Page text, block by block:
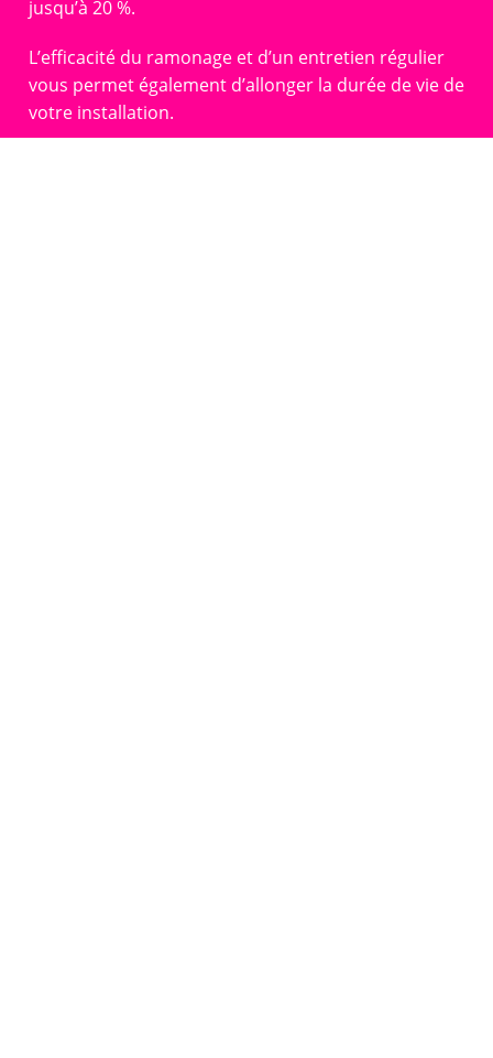
jusqu’à 20 %.
L’efficacité du ramonage et d’un entretien régulier
vous permet également d’allonger la durée de vie de
votre installation.